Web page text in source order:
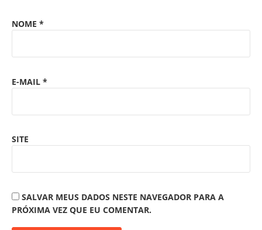
NOME *
E-MAIL *
SITE
SALVAR MEUS DADOS NESTE NAVEGADOR PARA A
PRÓXIMA VEZ QUE EU COMENTAR.